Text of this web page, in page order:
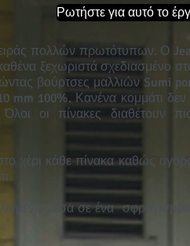
Ρωτήστε για αυτό το
πολλών πρωτότυπων. Ο
ξεχωριστά σχεδιασμένο
βούρτσες μαλλιών Sumi
mm 100%. Κανένα κομμάτι
οι πίνακες διαθέτουν
χέρι κάθε πίνακα καθώς
μέσα σε ένα